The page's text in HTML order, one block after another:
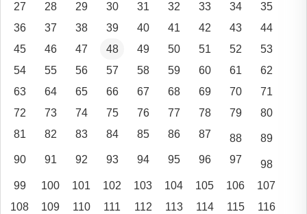
27
28 29 30 31 32 33 34
35
36
37 38 39 40 41 42 43
44
45
46 47 48 49 50 51 52
53
54
55 56 57 58 59 60 61
62
63
64 65 66 67 68 69 70
71
72
73 74 75 76 77 78 79
80
81
82 83 84 85 86 87 88
89
90
91 92 93 94 95 96 97
98
99
100 101 102 103 104 105 106
107
108
109 110 111 112 113 114 115 116